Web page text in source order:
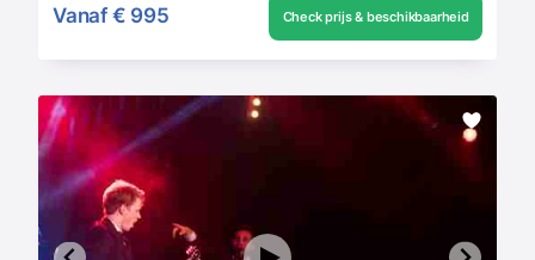
Vanaf € 995 Check prijs & beschikbaarheid